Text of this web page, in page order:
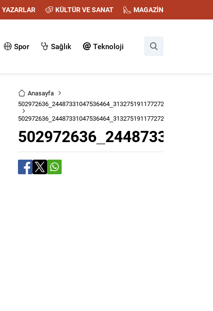
YAZARLAR KÜLTÜR VE SANAT MAGAZİN
Spor Sağlık Teknoloji
Anasayfa
502972636_24487331047536464_3132751911772724615_n
502972636_24487331047536464_3132751911772724615_n